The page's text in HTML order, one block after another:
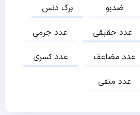
برک دنس
ضدبو
عدد جرمی
عدد حقیقی
عدد کسری
عدد مضاعف
عدد منفی